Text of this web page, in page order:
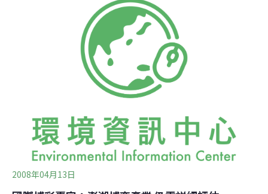
公聽會的除了政府部門官員，包括行政院文化建設委員
會、澎湖縣文化局、望安鄉鄉長、鄉民代表會、望安警察
分局之外，還有古厝保存協會、文化保存學者專家、花宅
居民和鄉親、以及媒體記者和關心此議題的民眾；這些關
心花宅發展的人們將小小的古厝大廳擠滿，延伸到外廊的
人龍看著台灣文化保存將如何往前走。會中行政院文建會
資產管理處官員表示，花宅的聚落文化不只是台灣第一，
會」評為全球一百座最值得關注的紀念物之一，希望藉由
公聽會盡快完成相關程序，未來花宅的保存及發
2008年04月13日